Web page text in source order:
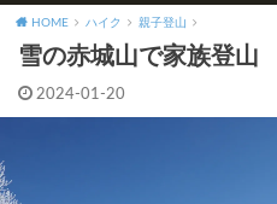
HOME ハイク 親子登山
雪の赤城山で家族登山
2024-01-20